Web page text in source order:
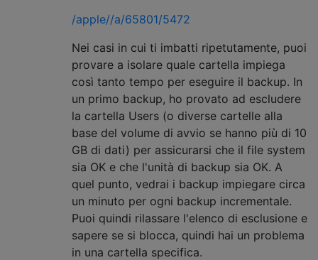
/apple//a/65801/5472
Nei casi in cui ti imbatti ripetutamente, puoi
provare a isolare quale cartella impiega
così tanto tempo per eseguire il backup. In
un primo backup, ho provato ad escludere
la cartella Users (o diverse cartelle alla
base del volume di avvio se hanno più di 10
GB di dati) per assicurarsi che il file system
sia OK e che l'unità di backup sia OK. A
quel punto, vedrai i backup impiegare circa
un minuto per ogni backup incrementale.
Puoi quindi rilassare l'elenco di esclusione e
sapere se si blocca, quindi hai un problema
in una cartella specifica.